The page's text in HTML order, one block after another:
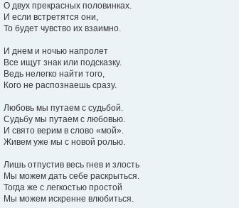
О двух прекрасных половинках.
И если встретятся они,
То будет чувство их взаимно.
И днем и ночью напролет
Все ищут знак или подсказку.
Ведь нелегко найти того,
Кого не распознаешь сразу.
Любовь мы путаем с судьбой.
Судьбу мы путаем с любовью.
И свято верим в слово «мой».
Живем уже мы с новой ролью.
Лишь отпустив весь гнев и злость
Мы можем дать себе раскрыться.
Тогда же с легкостью простой
Мы можем искренне влюбиться.